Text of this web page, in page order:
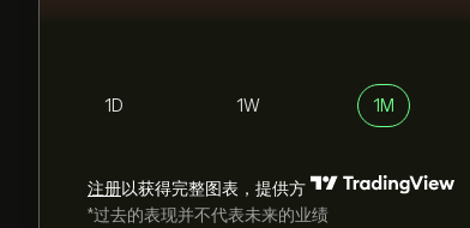
1D 1W 1M
注册以获得完整图表，提供方
*过去的表现并不代表未来的业绩